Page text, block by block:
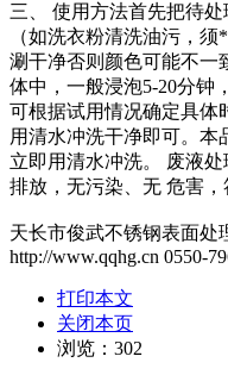
三、 使用方法首先把待
（如洗衣粉清洗油污，
涮干净否则颜色可能不一
体中，一般浸泡5-20分钟
可根据试用情况确定具体
用清水冲洗干净即可。本
立即用清水冲洗。 废液
排放，无污染、无 危害，
天长市俊武不锈钢表面处
http://www.qqhg.cn 0550-
打印本文
关闭本页
浏览： 302